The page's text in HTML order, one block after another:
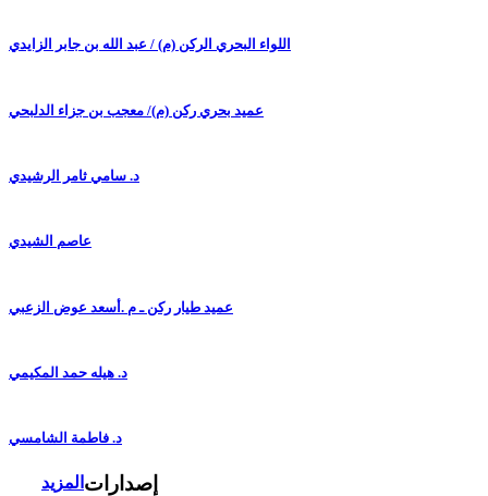
اللواء البحري الركن (م) / عبد الله بن جابر الزايدي
عميد بحري ركن (م)/ معجب بن جزاء الدلبحي
د. سامي ثامر الرشيدي
عاصم الشيدي
عميد طيار ركن ـ م .أسعد عوض الزعبي
د. هيله حمد المكيمي
د. فاطمة الشامسي
المزيد إصدارات